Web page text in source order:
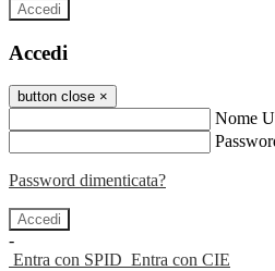
Accedi
Accedi
button close ×
Nome
Password dimenticata?
-
Entra con SPID Entra con CIE